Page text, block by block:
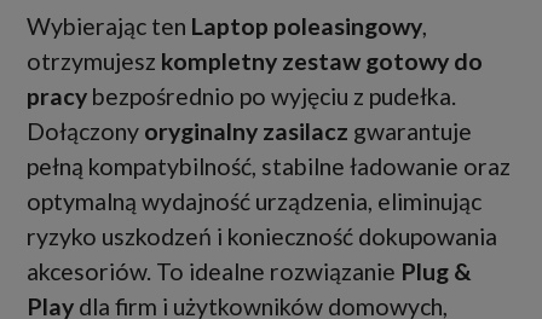
Wybierając ten Laptop poleasingowy,
otrzymujesz kompletny zestaw gotowy do
pracy bezpośrednio po wyjęciu z pudełka.
Dołączony oryginalny zasilacz gwarantuje
pełną kompatybilność, stabilne ładowanie oraz
optymalną wydajność urządzenia, eliminując
ryzyko uszkodzeń i konieczność dokupowania
akcesoriów. To idealne rozwiązanie Plug &
Play dla firm i użytkowników domowych,